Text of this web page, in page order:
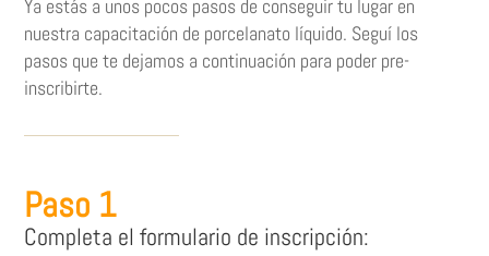
Ya estás a unos pocos pasos de conseguir tu lugar en
nuestra capacitación de porcelanato líquido. Seguí los
pasos que te dejamos a continuación para poder pre-
inscribirte.
Paso 1
Completa el formulario de inscripción: